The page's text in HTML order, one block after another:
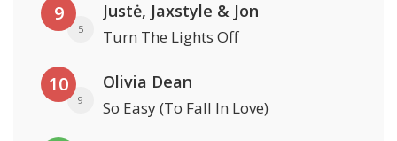
9
5
Justė, Jaxstyle & Jon
Turn The Lights Off
10
9
Olivia Dean
So Easy (To Fall In Love)